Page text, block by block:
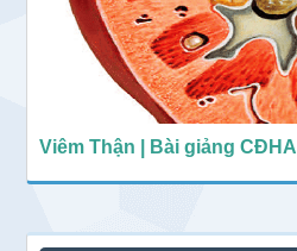
Viêm Thận | Bài giảng CĐHA